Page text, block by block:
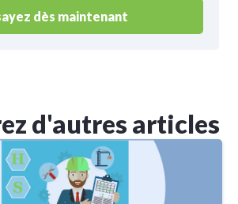
dès maintenant
d'autres articles